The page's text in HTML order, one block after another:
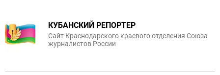
КУБАНСКИЙ РЕПОРТЕР
Сайт Краснодарского краевого отделения Союза
журналистов России